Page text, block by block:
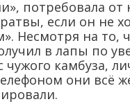
потребовала от
если он не
Несмотря на то,
в лапы по
чужого камбуза,
они всё